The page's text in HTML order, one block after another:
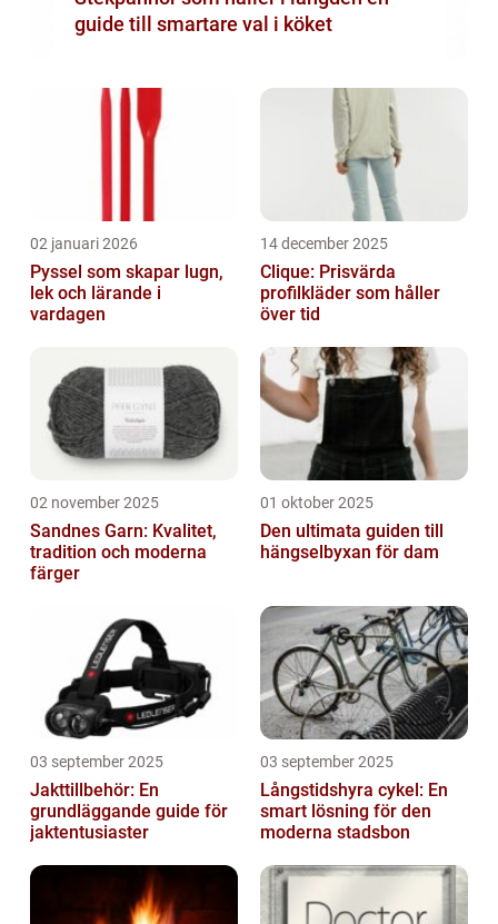
guide till smartare val i köket
02 januari 2026
Pyssel som skapar lugn,
lek och lärande i
vardagen
14 december 2025
Clique: Prisvärda
profilkläder som håller
över tid
02 november 2025
Sandnes Garn: Kvalitet,
tradition och moderna
färger
01 oktober 2025
Den ultimata guiden till
hängselbyxan för dam
03 september 2025
Jakttillbehör: En
grundläggande guide för
jaktentusiaster
03 september 2025
Långstidshyra cykel: En
smart lösning för den
moderna stadsbon